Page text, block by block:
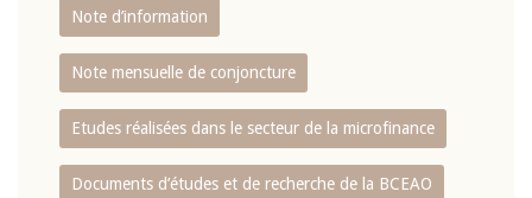
Note d’information
Note mensuelle de conjoncture
Etudes réalisées dans le secteur de la microfinance
Documents d’études et de recherche de la BCEAO